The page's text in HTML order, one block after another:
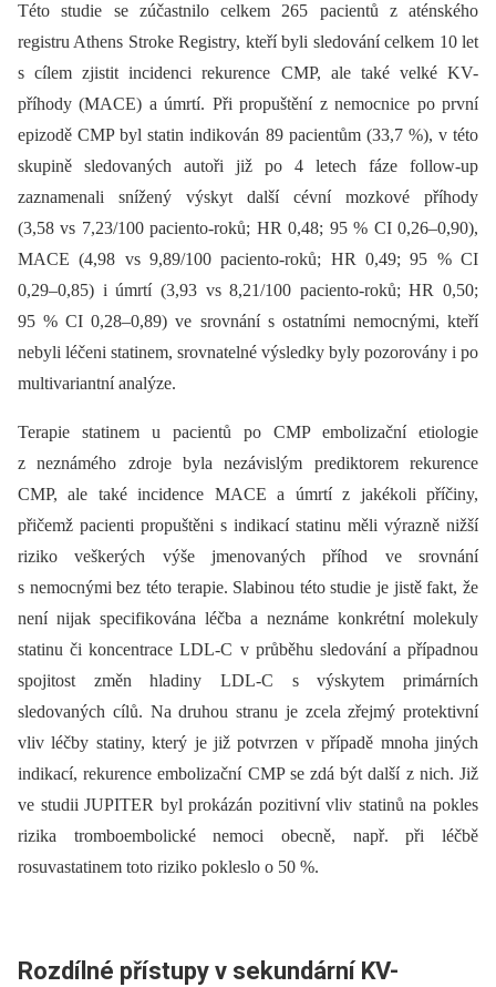
Této studie se zúčastnilo celkem 265 pacientů z aténského
registru Athens Stroke Registry, kteří byli sledování celkem 10 let
s cílem zjistit incidenci rekurence CMP, ale také velké KV-
příhody (MACE) a úmrtí. Při propuštění z nemocnice po první
epizodě CMP byl statin indikován 89 pacientům (33,7 %), v této
skupině sledovaných autoři již po 4 letech fáze follow-up
zaznamenali snížený výskyt další cévní mozkové příhody
(3,58 vs 7,23/100 paciento-roků; HR 0,48; 95 % CI 0,26–0,90),
MACE (4,98 vs 9,89/100 paciento-roků; HR 0,49; 95 % CI
0,29–0,85) i úmrtí (3,93 vs 8,21/100 paciento-roků; HR 0,50;
95 % CI 0,28–0,89) ve srovnání s ostatními nemocnými, kteří
nebyli léčeni statinem, srovnatelné výsledky byly pozorovány i po
multivariantní analýze.
Terapie statinem u pacientů po CMP embolizační etiologie
z neznámého zdroje byla nezávislým prediktorem rekurence
CMP, ale také incidence MACE a úmrtí z jakékoli příčiny,
přičemž pacienti propuštěni s indikací statinu měli výrazně nižší
riziko veškerých výše jmenovaných příhod ve srovnání
s nemocnými bez této terapie. Slabinou této studie je jistě fakt, že
není nijak specifikována léčba a neznáme konkrétní molekuly
statinu či koncentrace LDL-C v průběhu sledování a případnou
spojitost změn hladiny LDL-C s výskytem primárních
sledovaných cílů. Na druhou stranu je zcela zřejmý protektivní
vliv léčby statiny, který je již potvrzen v případě mnoha jiných
indikací, rekurence embolizační CMP se zdá být další z nich. Již
ve studii JUPITER byl prokázán pozitivní vliv statinů na pokles
rizika tromboembolické nemoci obecně, např. při léčbě
rosuvastatinem toto riziko pokleslo o 50 %.
Rozdílné přístupy v sekundární KV-